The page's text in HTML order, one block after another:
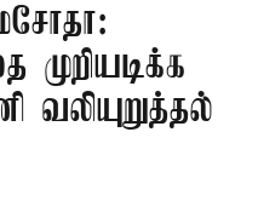
முறியடிக்க
வலியுறுத்தல்